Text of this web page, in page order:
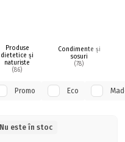
Produse
dietetice și
naturiste
(86)
Condimente și
sosuri
(78)
Promo Eco
Nu este în stoc